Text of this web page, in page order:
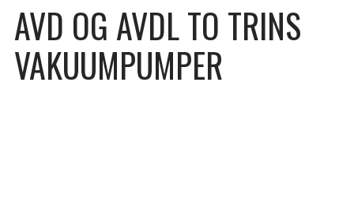
AVD OG AVDL TO TRINS
VAKUUMPUMPER